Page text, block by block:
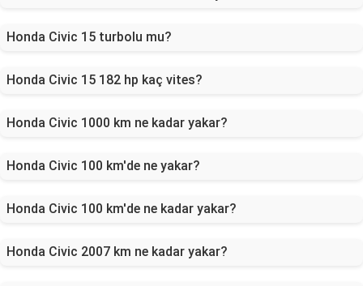
Honda Civic 15 turbolu mu?
Honda Civic 15 182 hp kaç vites?
Honda Civic 1000 km ne kadar yakar?
Honda Civic 100 km'de ne yakar?
Honda Civic 100 km'de ne kadar yakar?
Honda Civic 2007 km ne kadar yakar?